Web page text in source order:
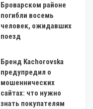
Броварском районе
погибли восемь
человек, ожидавших
поезд
Бренд Kachorovska
предупредил о
мошеннических
сайтах: что нужно
знать покупателям